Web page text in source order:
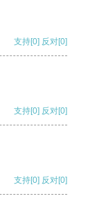
支持[0] 反对[0]
支持[0] 反对[0]
支持[0] 反对[0]